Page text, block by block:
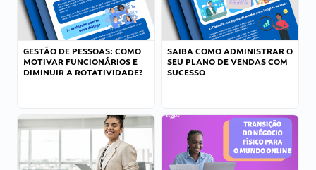
GESTÃO DE PESSOAS: COMO
MOTIVAR FUNCIONÁRIOS E
DIMINUIR A ROTATIVIDADE?
SAIBA COMO ADMINISTRAR O
SEU PLANO DE VENDAS COM
SUCESSO